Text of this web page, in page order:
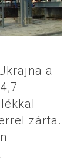
a
zárta.